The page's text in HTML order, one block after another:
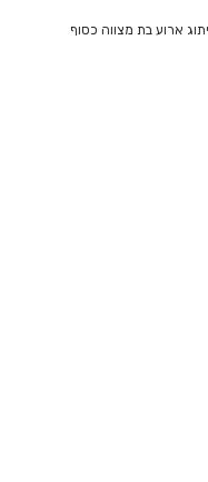
ארוע בת מצווה כסוף